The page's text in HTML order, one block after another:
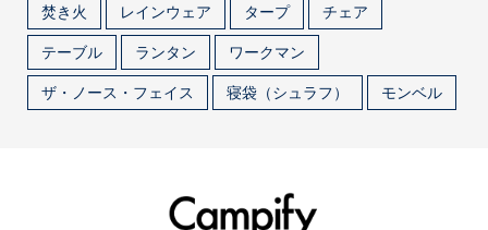
焚き火
レインウェア タープ
チェア
テーブル
ランタン
ワークマン
ザ・ノース・フェイス
寝袋（シュラフ） モンベル